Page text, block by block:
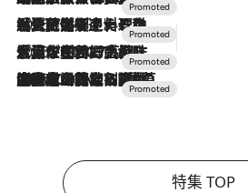
2026.7.24
【夏限定ディナーコース】旬を迎える稚鮎や花ズッキーニなどをイタリア・トスカーナの郷土料理の手法で満喫！
2026.7.17
「土佐和ハーブかき氷」がOMO7高知に登場！生姜、山椒、大葉など目にも舌にも涼を呼ぶ郷土の味
2026.7.10
NEW OPEN！【界 草津】名湯の地に誕生。趣の異なる2種の温泉と上州ならではの会席・蕎麦割烹など美食を味わう究極の癒やし旅
特集 TOP